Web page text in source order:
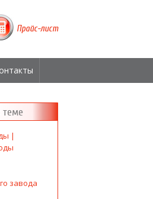
Прайс-лист
теме
|
завода